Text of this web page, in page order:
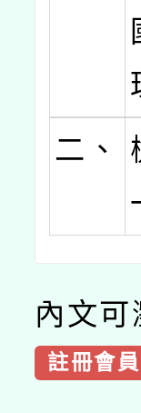
二、
內文可
註冊會員